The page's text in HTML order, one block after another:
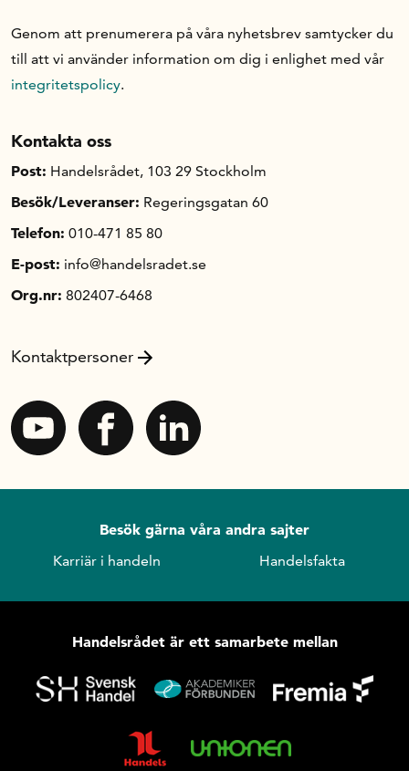
Genom att prenumerera på våra nyhetsbrev samtycker du
till att vi använder information om dig i enlighet med vår
integritetspolicy.
Kontakta oss
Post: Handelsrådet, 103 29 Stockholm
Besök/Leveranser: Regeringsgatan 60
Telefon: 010-471 85 80
E-post: info@handelsradet.se
Org.nr: 802407-6468
Kontaktpersoner
Besök gärna våra andra sajter
Karriär i handeln Handelsfakta
Handelsrådet är ett samarbete mellan